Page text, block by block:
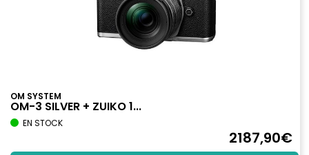
OM SYSTEM
OM-3 SILVER + ZUIKO 1...
EN STOCK
2187,90€